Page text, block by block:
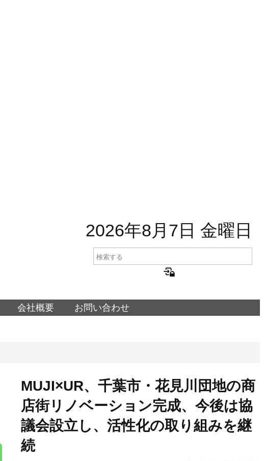
2026年8月7日 金曜日
会社概要 お問い合わせ
MUJI×UR、千葉市・花見川団地の商
店街リノベーション完成、今後は協
議会設立し、活性化の取り組みを継
続